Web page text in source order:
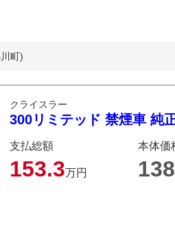
町)
クライスラー
300リミテッド 禁煙車 純
支払総額
153.3万円
本体価